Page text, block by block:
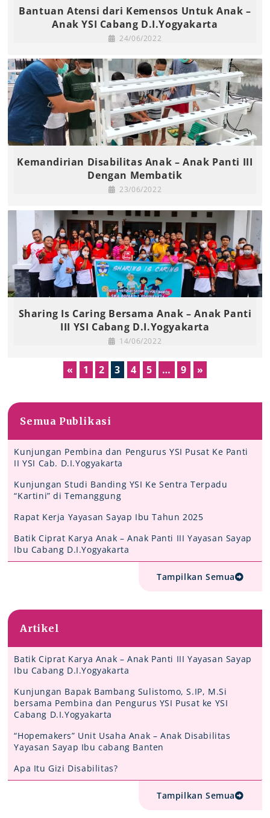
Bantuan Atensi dari Kemensos Untuk Anak –
Anak YSI Cabang D.I.Yogyakarta
24/06/2022
Kemandirian Disabilitas Anak – Anak Panti III
Dengan Membatik
23/06/2022
Sharing Is Caring Bersama Anak – Anak Panti
III YSI Cabang D.I.Yogyakarta
14/06/2022
« 1 2 3 4 5 … 9 »
Semua Publikasi
Kunjungan Pembina dan Pengurus YSI Pusat Ke Panti
II YSI Cab. D.I.Yogyakarta
Kunjungan Studi Banding YSI Ke Sentra Terpadu
“Kartini” di Temanggung
Rapat Kerja Yayasan Sayap Ibu Tahun 2025
Batik Ciprat Karya Anak – Anak Panti III Yayasan Sayap
Ibu Cabang D.I.Yogyakarta
Tampilkan Semua
Artikel
Batik Ciprat Karya Anak – Anak Panti III Yayasan Sayap
Ibu Cabang D.I.Yogyakarta
Kunjungan Bapak Bambang Sulistomo, S.IP, M.Si
bersama Pembina dan Pengurus YSI Pusat ke YSI
Cabang D.I.Yogyakarta
“Hopemakers” Unit Usaha Anak – Anak Disabilitas
Yayasan Sayap Ibu cabang Banten
Apa Itu Gizi Disabilitas?
Tampilkan Semua